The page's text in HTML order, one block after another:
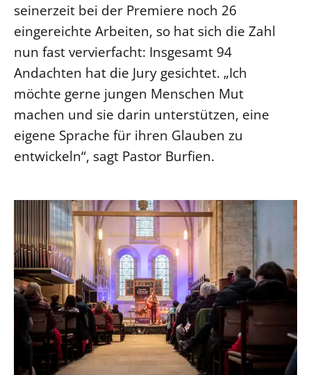
seinerzeit bei der Premiere noch 26
eingereichte Arbeiten, so hat sich die Zahl
nun fast vervierfacht: Insgesamt 94
Andachten hat die Jury gesichtet. „Ich
möchte gerne jungen Menschen Mut
machen und sie darin unterstützen, eine
eigene Sprache für ihren Glauben zu
entwickeln“, sagt Pastor Burfien.
NKVK
Öffentlichkeitsarbeit
Personalausschuss
Projektmanagement
Recht
Terminstundenplaner